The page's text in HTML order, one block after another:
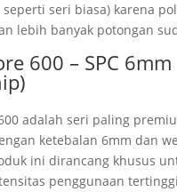
seperti seri biasa) karena
lebih banyak potongan
600 – SPC 6mm
adalah seri paling
ketebalan 6mm dan
ini dirancang khusus
penggunaan